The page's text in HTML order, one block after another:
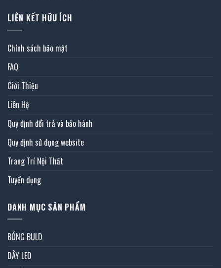
LIÊN KẾT HỮU ÍCH
Chính sách bảo mật
FAQ
Giới Thiệu
Liên Hệ
Quy định đổi trả và bảo hành
Quy định sử dụng website
Trang Trí Nội Thất
Tuyển dụng
DANH MỤC SẢN PHẨM
BÓNG BULD
DÂY LED